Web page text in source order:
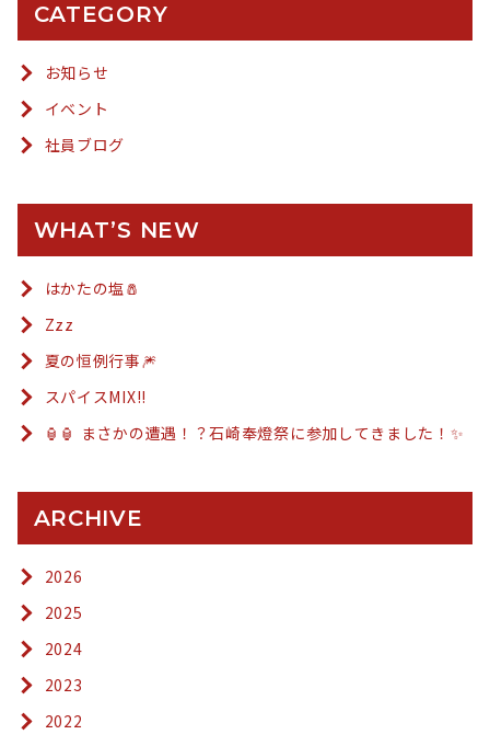
CATEGORY
お知らせ
イベント
社員ブログ
WHAT’S NEW
はかたの塩🧂
Zzz
夏の恒例行事🎆
スパイスMIX!!
🏮🏮 まさかの遭遇！？石崎奉燈祭に参加してきました！✨
ARCHIVE
2026
2025
2024
2023
2022